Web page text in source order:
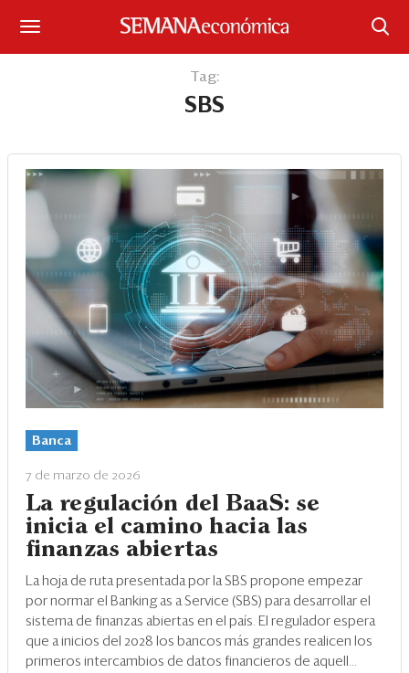
Portada
¿Qué está pasando?
Sectores y Empresas
Management
Economía y Finanzas
Legal y Política
Eventos
Blogs
Ranking CEO
Edición Impresa
Tag:
SBS
Banca
7 de marzo de 2026
La regulación del BaaS: se
inicia el camino hacia las
finanzas abiertas
La hoja de ruta presentada por la SBS propone empezar
por normar el Banking as a Service (SBS) para desarrollar el
sistema de finanzas abiertas en el país. El regulador espera
que a inicios del 2028 los bancos más grandes realicen los
primeros intercambios de datos financieros de aquell...